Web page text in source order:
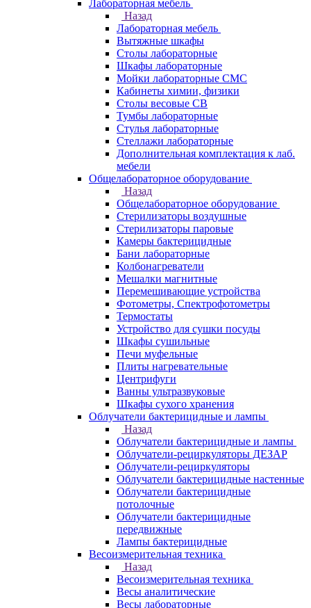
Лабораторная мебель
Назад
Лабораторная мебель
Вытяжные шкафы
Столы лабораторные
Шкафы лабораторные
Мойки лабораторные СМС
Кабинеты химии, физики
Столы весовые СВ
Тумбы лабораторные
Стулья лабораторные
Стеллажи лабораторные
Дополнительная комплектация к лаб.
мебели
Общелабораторное оборудование
Назад
Общелабораторное оборудование
Стерилизаторы воздушные
Стерилизаторы паровые
Камеры бактерицидные
Бани лабораторные
Колбонагреватели
Мешалки магнитные
Перемешивающие устройства
Фотометры, Спектрофотометры
Термостаты
Устройство для сушки посуды
Шкафы сушильные
Печи муфельные
Плиты нагревательные
Центрифуги
Ванны ультразвуковые
Шкафы сухого хранения
Облучатели бактерицидные и лампы
Назад
Облучатели бактерицидные и лампы
Облучатели-рециркуляторы ДЕЗАР
Облучатели-рециркуляторы
Облучатели бактерицидные настенные
Облучатели бактерицидные
потолочные
Облучатели бактерицидные
передвижные
Лампы бактерицидные
Весоизмерительная техника
Назад
Весоизмерительная техника
Весы аналитические
Весы лабораторные